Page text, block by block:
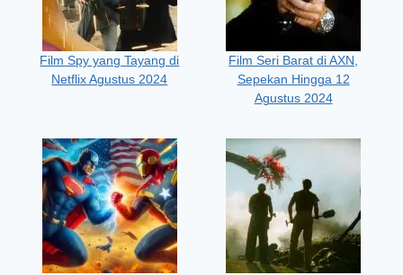
Film Spy yang Tayang di
Netflix Agustus 2024
Film Seri Barat di AXN,
Sepekan Hingga 12
Agustus 2024